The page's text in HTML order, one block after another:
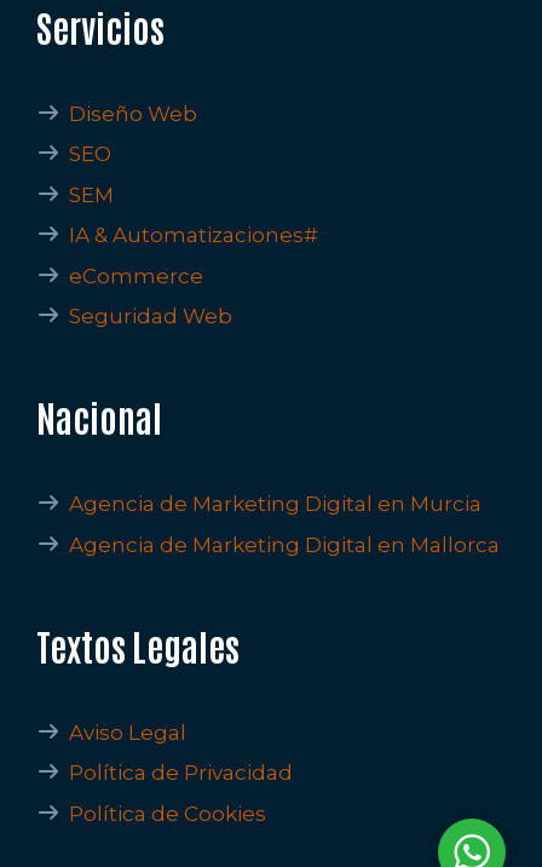
Servicios
Diseño Web
SEO
SEM
IA & Automatizaciones#
eCommerce
Seguridad Web
Nacional
Agencia de Marketing Digital en Murcia
Agencia de Marketing Digital en Mallorca
Textos Legales
Aviso Legal
Política de Privacidad
Política de Cookies